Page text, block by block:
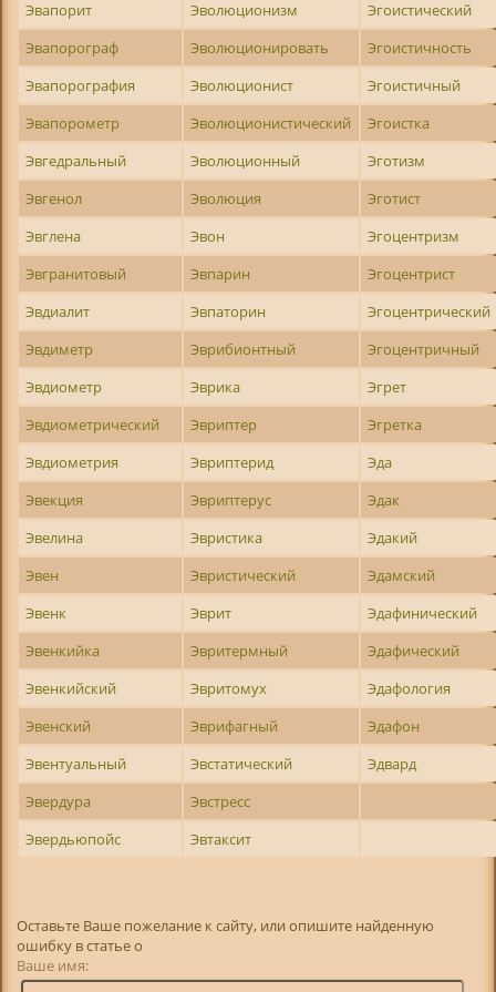
Эвапорит
Эволюционизм
Эгоистический
Эвапорограф
Эволюционировать
Эгоистичность
Эвапорография
Эволюционист
Эгоистичный
Эвапорометр
Эволюционистический
Эгоистка
Эвгедральный
Эволюционный
Эготизм
Эвгенол
Эволюция
Эготист
Эвглена
Эвон
Эгоцентризм
Эвгранитовый
Эвпарин
Эгоцентрист
Эвдиалит
Эвпаторин
Эгоцентрический
Эвдиметр
Эврибионтный
Эгоцентричный
Эвдиометр
Эврика
Эгрет
Эвдиометрический
Эвриптер
Эгретка
Эвдиометрия
Эвриптерид
Эда
Эвекция
Эвриптерус
Эдак
Эвелина
Эвристика
Эдакий
Эвен
Эвристический
Эдамский
Эвенк
Эврит
Эдафинический
Эвенкийка
Эвритермный
Эдафический
Эвенкийский
Эвритомух
Эдафология
Эвенский
Эврифагный
Эдафон
Эвентуальный
Эвстатический
Эдвард
Эвердура
Эвстресс
Эвердьюпойс
Эвтаксит
Оставьте Ваше пожелание к сайту, или опишите найденную
ошибку в статье о
Ваше имя: